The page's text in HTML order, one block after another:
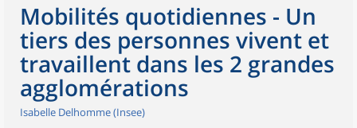
Mobilités quotidiennes - Un
tiers des personnes vivent et
travaillent dans les 2 grandes
agglomérations
Isabelle Delhomme (Insee)